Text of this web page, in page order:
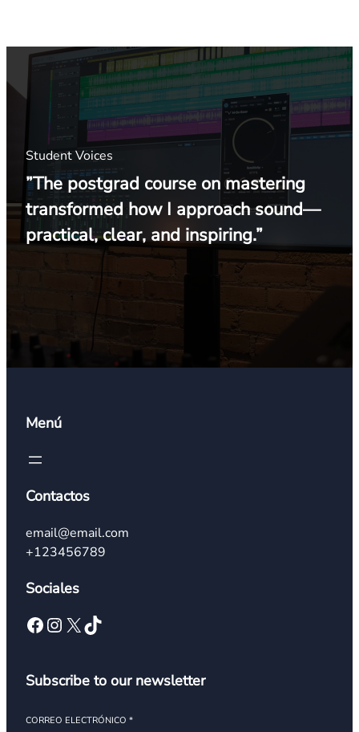
Student Voices
”The postgrad course on mastering
transformed how I approach sound—
practical, clear, and inspiring.”
Menú
Contactos
email@email.com
+123456789
Sociales
Facebook Instagram X TikTok
Subscribe to our newsletter
CORREO ELECTRÓNICO *